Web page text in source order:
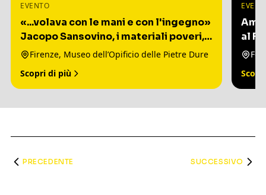
EVENTO
«...volava con le mani e con l'ingegno»
Jacopo Sansovino, i materiali poveri,
un capolavoro veneziano
Firenze, Museo dell’Opificio delle Pietre Dure
Scopri di più
al
PRECEDENTE SUCCESSIVO